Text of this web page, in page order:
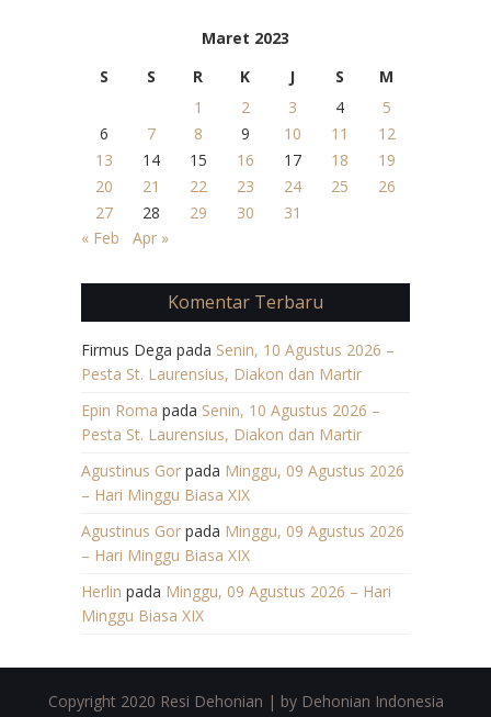
Maret 2023
S
S R K J S
M
1
2 3 4
5
6
7 8 9 10 11
12
13
14 15 16 17 18
19
20
21 22 23 24 25
26
27
28 29 30
31
« Feb
Apr »
Komentar Terbaru
Firmus Dega pada Senin, 10 Agustus 2026 –
Pesta St. Laurensius, Diakon dan Martir
Epin Roma pada Senin, 10 Agustus 2026 –
Pesta St. Laurensius, Diakon dan Martir
Agustinus Gor pada Minggu, 09 Agustus 2026
– Hari Minggu Biasa XIX
Agustinus Gor pada Minggu, 09 Agustus 2026
– Hari Minggu Biasa XIX
Herlin pada Minggu, 09 Agustus 2026 – Hari
Minggu Biasa XIX
Copyright 2020 Resi Dehonian | by Dehonian Indonesia